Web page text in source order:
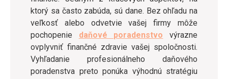
ktorý sa často zabúda, sú dane. Bez ohľadu na
veľkosť alebo odvetvie vašej firmy môže
pochopenie daňové poradenstvo výrazne
ovplyvniť finančné zdravie vašej spoločnosti.
Vyhľadanie profesionálneho daňového
poradenstva preto ponúka výhodnú stratégiu